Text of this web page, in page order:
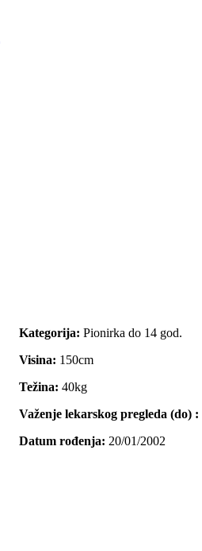
Kategorija: Pionirka do 14 god.
Visina: 150cm
Težina: 40kg
Važenje lekarskog pregleda (do) :
Datum rođenja: 20/01/2002